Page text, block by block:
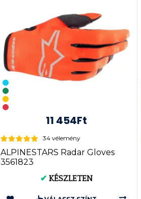
11 454Ft
34 vélemény
ALPINESTARS Radar Gloves
3561823
✔KÉSZLETEN